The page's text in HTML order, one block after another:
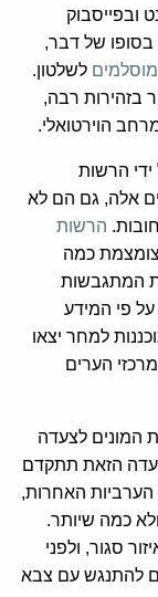
ובפייסבוק
של דבר,
לשלטון.
בזהירות רבה,
הוירטואלי.
הרשות
אלה, גם הם לא
הרשות
כמה
המתגבשות
פי המידע
למחר יצאו
הערים
המונים לצעדה
הצעדה הזאת תתקדם
האחרות,
כמה שיותר.
סגור, ולפני
להתנגש עם צבא